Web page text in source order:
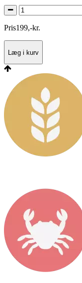
Pris199,-kr.
Læg i kurv